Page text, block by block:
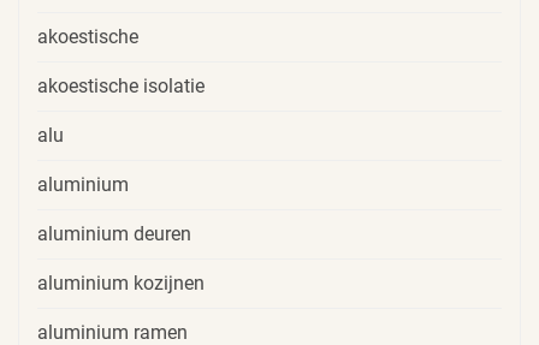
akoestische
akoestische isolatie
alu
aluminium
aluminium deuren
aluminium kozijnen
aluminium ramen